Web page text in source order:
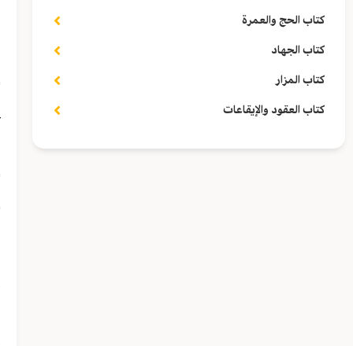
كتاب الحج والعمرة
كتاب الجهاد
كتاب المزار
كتاب العقود والإيقاعات